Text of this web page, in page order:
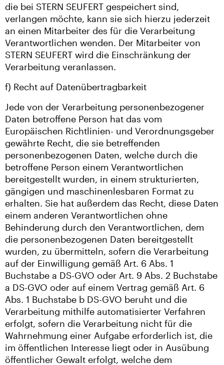
die bei STERN SEUFERT gespeichert sind,
verlangen möchte, kann sie sich hierzu jederzeit
an einen Mitarbeiter des für die Verarbeitung
Verantwortlichen wenden. Der Mitarbeiter von
STERN SEUFERT wird die Einschränkung der
Verarbeitung veranlassen.
f) Recht auf Datenübertragbarkeit
Jede von der Verarbeitung personenbezogener
Daten betroffene Person hat das vom
Europäischen Richtlinien- und Verordnungsgeber
gewährte Recht, die sie betreffenden
personenbezogenen Daten, welche durch die
betroffene Person einem Verantwortlichen
bereitgestellt wurden, in einem strukturierten,
gängigen und maschinenlesbaren Format zu
erhalten. Sie hat außerdem das Recht, diese Daten
einem anderen Verantwortlichen ohne
Behinderung durch den Verantwortlichen, dem
die personenbezogenen Daten bereitgestellt
wurden, zu übermitteln, sofern die Verarbeitung
auf der Einwilligung gemäß Art. 6 Abs. 1
Buchstabe a DS-GVO oder Art. 9 Abs. 2 Buchstabe
a DS-GVO oder auf einem Vertrag gemäß Art. 6
Abs. 1 Buchstabe b DS-GVO beruht und die
Verarbeitung mithilfe automatisierter Verfahren
erfolgt, sofern die Verarbeitung nicht für die
Wahrnehmung einer Aufgabe erforderlich ist, die
im öffentlichen Interesse liegt oder in Ausübung
öffentlicher Gewalt erfolgt, welche dem